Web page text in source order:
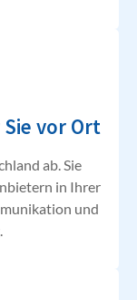
vor Ort
ab. Sie
in Ihrer
und